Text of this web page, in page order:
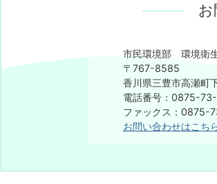
お
市民環境部 環境衛
〒767-8585
香川県三豊市高瀬町
電話番号：0875-
ファックス：0875-
お問い合わせはこち